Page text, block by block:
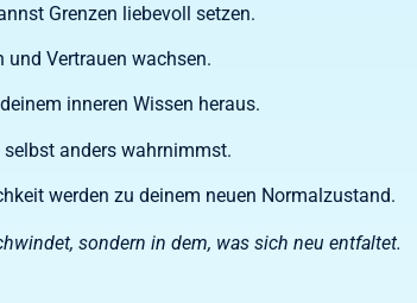
Grenzen liebevoll setzen.
Vertrauen wachsen.
inneren Wissen heraus.
anders wahrnimmst.
werden zu deinem neuen Normalzustand.
sondern in dem, was sich neu entfaltet.